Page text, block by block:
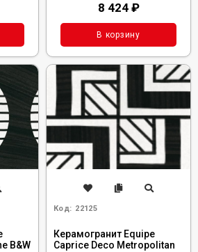
8 424 ₽
В корзину
B&W
Код: 22125
Керамогранит Equipe
Caprice Deco Metropolitan